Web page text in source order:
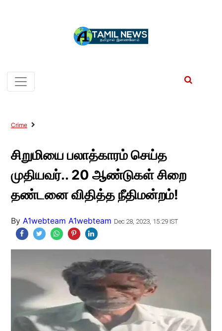
Crime
சிறுமியை பலாத்காரம் செய்த
முதியவர்.. 20 ஆண்டுகள் சிறை
தண்டனை விதித்த நீதிமன்றம்!
By A1webteam A1webteam Dec 28, 2023, 15:29 IST